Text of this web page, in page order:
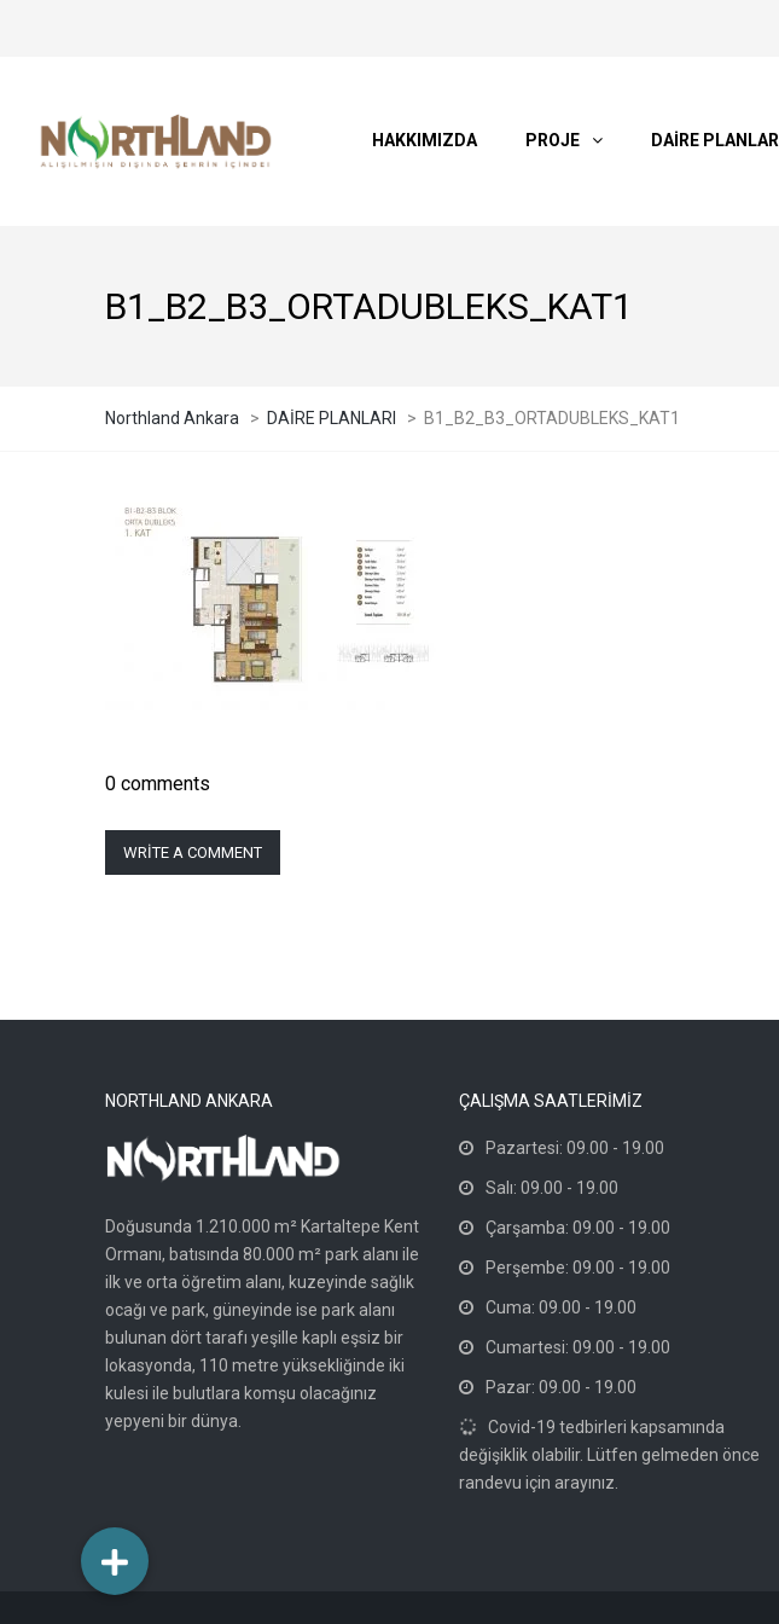
HAKKIMIZDA PROJE DAİRE PLANLARI
B1_B2_B3_ORTADUBLEKS_KAT1
Northland Ankara > DAİRE PLANLARI > B1_B2_B3_ORTADUBLEKS_KAT1
0 comments
WRITE A COMMENT
NORTHLAND ANKARA
Doğusunda 1.210.000 m² Kartaltepe Kent
Ormanı, batısında 80.000 m² park alanı ile
ilk ve orta öğretim alanı, kuzeyinde sağlık
ocağı ve park, güneyinde ise park alanı
bulunan dört tarafı yeşille kaplı eşsiz bir
lokasyonda, 110 metre yüksekliğinde iki
kulesi ile bulutlara komşu olacağınız
yepyeni bir dünya.
ÇALIŞMA SAATLERİMİZ
Pazartesi: 09.00 - 19.00
Salı: 09.00 - 19.00
Çarşamba: 09.00 - 19.00
Perşembe: 09.00 - 19.00
Cuma: 09.00 - 19.00
Cumartesi: 09.00 - 19.00
Pazar: 09.00 - 19.00
Covid-19 tedbirleri kapsamında
değişiklik olabilir. Lütfen gelmeden önce
randevu için arayınız.